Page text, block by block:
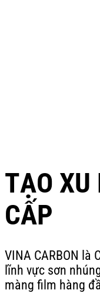
TẠO XU
CẤP
VINA CARBON là
lĩnh vực sơn
màng film hàng